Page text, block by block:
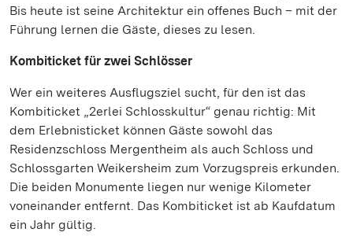
Bis heute ist seine Architektur ein offenes Buch – mit der
Führung lernen die Gäste, dieses zu lesen.
Kombiticket für zwei Schlösser
Wer ein weiteres Ausflugsziel sucht, für den ist das
Kombiticket „2erlei Schlosskultur“ genau richtig: Mit
dem Erlebnisticket können Gäste sowohl das
Residenzschloss Mergentheim als auch Schloss und
Schlossgarten Weikersheim zum Vorzugspreis erkunden.
Die beiden Monumente liegen nur wenige Kilometer
voneinander entfernt. Das Kombiticket ist ab Kaufdatum
ein Jahr gültig.